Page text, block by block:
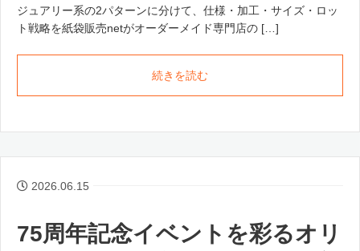
ジュアリー系の2パターンに分けて、仕様・加工・サイズ・ロッ
ト戦略を紙袋販売netがオーダーメイド専門店の […]
続きを読む
2026.06.15
75周年記念イベントを彩るオリ